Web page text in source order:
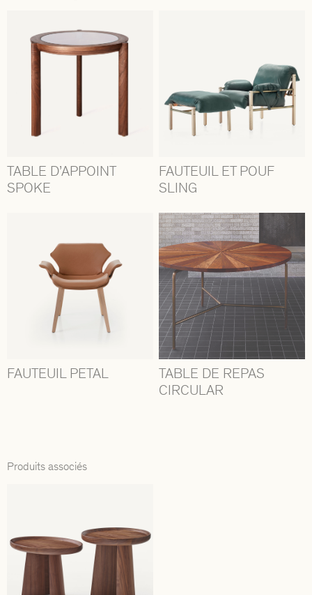
TABLE D’APPOINT
SPOKE
FAUTEUIL ET POUF
SLING
FAUTEUIL PETAL
TABLE DE REPAS
CIRCULAR
Produits associés